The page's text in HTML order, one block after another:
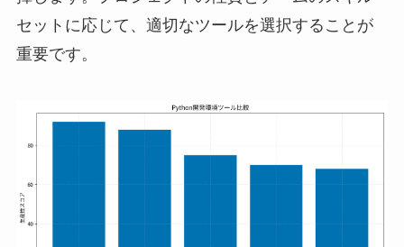
セットに応じて、適切なツールを選択することが
重要です。